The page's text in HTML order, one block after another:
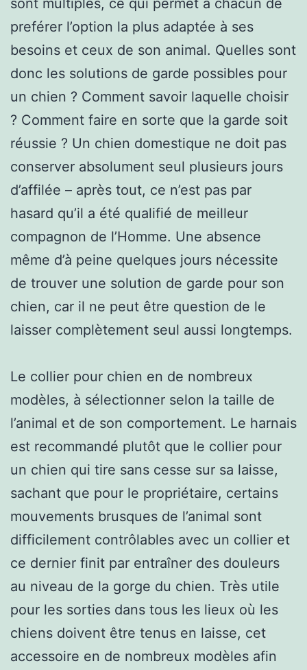
preférer l’option la plus adaptée à ses
besoins et ceux de son animal. Quelles sont
donc les solutions de garde possibles pour
un chien ? Comment savoir laquelle choisir
? Comment faire en sorte que la garde soit
réussie ? Un chien domestique ne doit pas
conserver absolument seul plusieurs jours
d’affilée – après tout, ce n’est pas par
hasard qu’il a été qualifié de meilleur
compagnon de l’Homme. Une absence
même d’à peine quelques jours nécessite
de trouver une solution de garde pour son
chien, car il ne peut être question de le
laisser complètement seul aussi longtemps.
Le collier pour chien en de nombreux
modèles, à sélectionner selon la taille de
l’animal et de son comportement. Le harnais
est recommandé plutôt que le collier pour
un chien qui tire sans cesse sur sa laisse,
sachant que pour le propriétaire, certains
mouvements brusques de l’animal sont
difficilement contrôlables avec un collier et
ce dernier finit par entraîner des douleurs
au niveau de la gorge du chien. Très utile
pour les sorties dans tous les lieux où les
chiens doivent être tenus en laisse, cet
accessoire en de nombreux modèles afin